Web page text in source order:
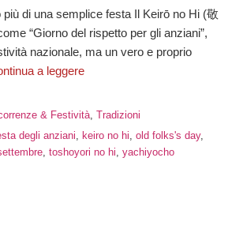
più di una semplice festa Il Keirō no Hi (敬
“Giorno del rispetto per gli anziani”,
nazionale, ma un vero e proprio
a leggere
& Festività Tradizioni
degli anziani keiro no hi old folks's day,
toshoyori no hi yachiyocho